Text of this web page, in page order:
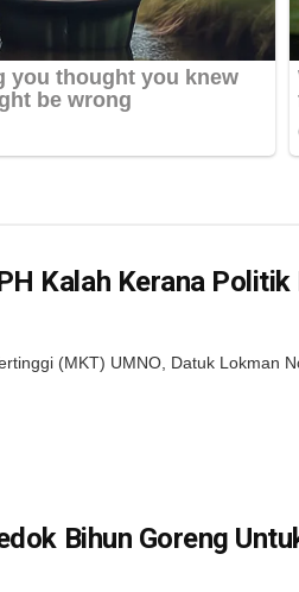
Kalah Kerana
(MKT) UMNO, Datuk Lokman
Bihun Goreng